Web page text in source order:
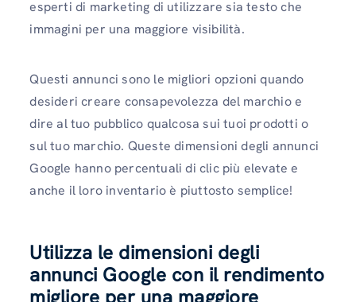
esperti di marketing di utilizzare sia testo che
immagini per una maggiore visibilità.
Questi annunci sono le migliori opzioni quando
desideri creare consapevolezza del marchio e
dire al tuo pubblico qualcosa sui tuoi prodotti o
sul tuo marchio. Queste dimensioni degli annunci
Google hanno percentuali di clic più elevate e
anche il loro inventario è piuttosto semplice!
Utilizza le dimensioni degli
annunci Google con il rendimento
migliore per una maggiore